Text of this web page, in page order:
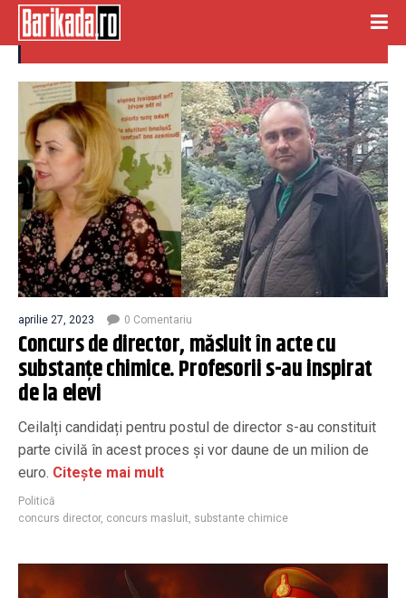
concurs director
aprilie 27, 2023 0 Comentariu
Concurs de director, măsluit în acte cu
substanțe chimice. Profesorii s-au inspirat
de la elevi
Ceilalți candidați pentru postul de director s-au constituit
parte civilă în acest proces și vor daune de un milion de
euro. Citește mai mult
Politică
concurs director, concurs masluit, substante chimice